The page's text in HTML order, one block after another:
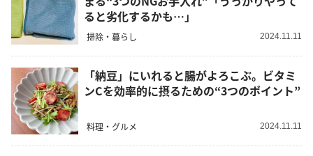
ると劣化するかも…」
掃除・暮らし 2024.11.11
「納豆」にいれると腸がよろこぶ。ビタミ
ンCを効率的に摂るための“3つのポイント”
料理・グルメ 2024.11.11